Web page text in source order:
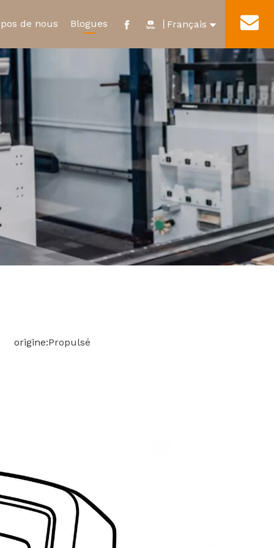
Nouveau relais d'énergie
Micro-interrupteur étanche
de nous
et distinction Visite de l'usine
Blogues Contact 丨Français
English
العربية
Português
Deutsch
Italiano
origine:Propulsé